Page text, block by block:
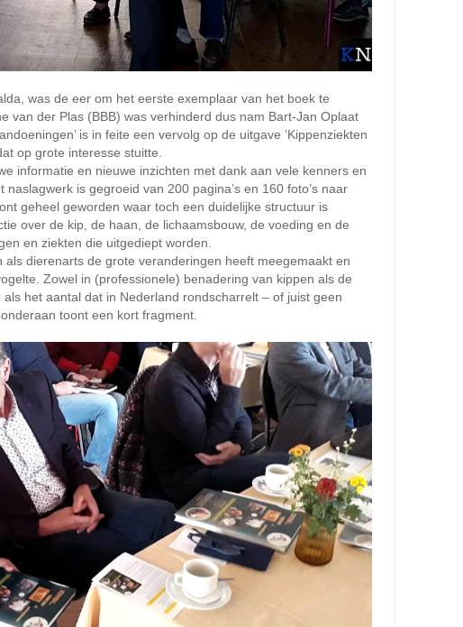
was de eer om het eerste exemplaar van het boek te
van der Plas (BBB) was verhinderd dus nam Bart-Jan Oplaat
is in feite een vervolg op de uitgave ’Kippenziekten
op grote interesse stuitte.
informatie en nieuwe inzichten met dank aan vele kenners en
is gegroeid van 200 pagina’s en 160 foto’s naar
geheel geworden waar toch een duidelijke structuur is
over de kip, de haan, de lichaamsbouw, de voeding en de
en ziekten die uitgediept worden.
dierenarts de grote veranderingen heeft meegemaakt en
Zowel in (professionele) benadering van kippen als de
het aantal dat in Nederland rondscharrelt – of juist geen
toont een kort fragment.